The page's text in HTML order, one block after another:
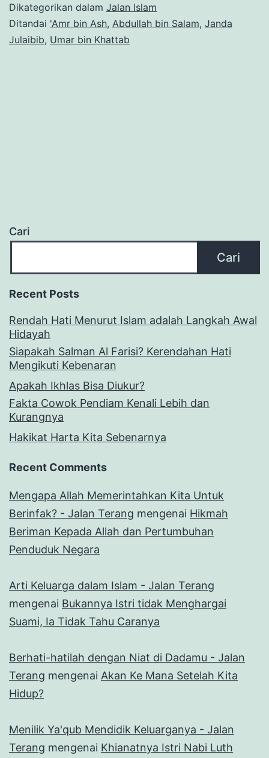
Dikategorikan dalam Jalan Islam
Ditandai 'Amr bin Ash, Abdullah bin Salam, Janda
Julaibib, Umar bin Khattab
Cari
Cari
Recent Posts
Rendah Hati Menurut Islam adalah Langkah Awal
Hidayah
Siapakah Salman Al Farisi? Kerendahan Hati
Mengikuti Kebenaran
Apakah Ikhlas Bisa Diukur?
Fakta Cowok Pendiam Kenali Lebih dan
Kurangnya
Hakikat Harta Kita Sebenarnya
Recent Comments
Mengapa Allah Memerintahkan Kita Untuk
Berinfak? - Jalan Terang mengenai Hikmah
Beriman Kepada Allah dan Pertumbuhan
Penduduk Negara
Arti Keluarga dalam Islam - Jalan Terang
mengenai Bukannya Istri tidak Menghargai
Suami, Ia Tidak Tahu Caranya
Berhati-hatilah dengan Niat di Dadamu - Jalan
Terang mengenai Akan Ke Mana Setelah Kita
Hidup?
Menilik Ya'qub Mendidik Keluarganya - Jalan
Terang mengenai Khianatnya Istri Nabi Luth